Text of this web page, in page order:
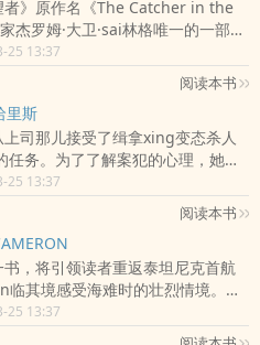
为玛格丽特有意抛弃他，便不择手
报复她。玛格丽特忍辱负重，在
折磨下，han恨而逝。她的临终ri
白她为ai作出了怎样的牺牲。…
者》原作名《The Catcher in the
杰罗姆·大卫·sai林格唯一的一部长
将故事的起止局限于16岁的中学生
从离开学校到纽约游dang的三天时
意识liu天ma行空的写作方法，充
岁少年的nei心世界。愤怒与焦虑
，主人公的经历和思想在青少年
受到读者，特别是广大中学生的
25 13:37
阅读本书
里斯
司那儿接受了缉拿xing变态杀人
任务。为了了解案犯的心理，她向
医生寻找线索，与这个残忍的杀
斗的故事。…
25 13:37
阅读本书
书，将引领读者重返泰坦尼克首航
临其境感受海难时的壮烈情境。本
要人物的生平娓娓dao来，其中包
无线cao作员杰克·菲力普斯、为
25 13:37